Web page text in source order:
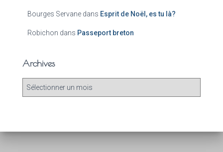
Bourges Servane dans Esprit de Noël, es tu là?
Robichon dans Passeport breton
Archives